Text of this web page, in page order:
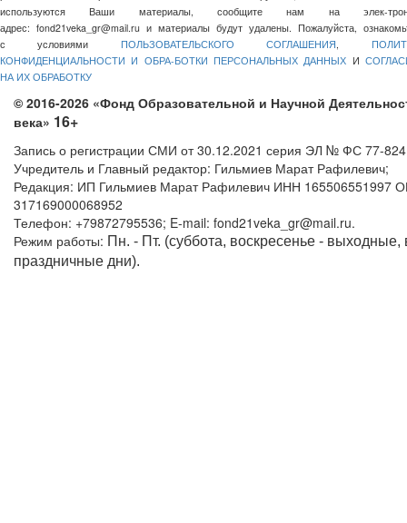
используются Ваши материалы, сообщите нам на элек-
адрес: fond21veka_gr@mail.ru и материалы будут удалены. Пожалуйста,
с условиями ПОЛЬЗОВАТЕЛЬСКОГО СОГЛАШЕНИЯ,
КОНФИДЕНЦИАЛЬНОСТИ И ОБРА-БОТКИ ПЕРСОНАЛЬНЫХ ДАННЫХ И
НА ИХ ОБРАБОТКУ
© 2016-2026 «Фонд Образовательной и Научной
века» 16+
Запись о регистрации СМИ от 30.12.2021 серия ЭЛ № ФС 77-
Учредитель и Главный редактор: Гильмиев Марат Рафилевич;
Редакция: ИП Гильмиев Марат Рафилевич ИНН 165506551997
317169000068952
Телефон: +79872795536; E-mail: fond21veka_gr@mail.ru.
Режим работы: Пн. - Пт. (суббота, воскресенье - выходные,
праздничные дни).